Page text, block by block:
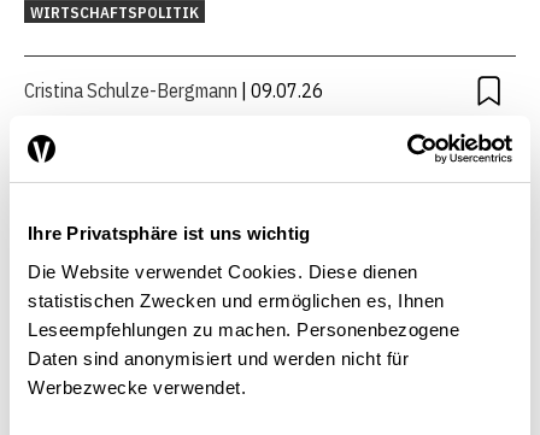
Ihre Privatsphäre ist uns wichtig
Die Website verwendet Cookies. Diese dienen
statistischen Zwecken und ermöglichen es, Ihnen
Leseempfehlungen zu machen. Personenbezogene
Daten sind anonymisiert und werden nicht für
Werbezwecke verwendet.
WIRTSCHAFTSPOLITIK
Cristina Schulze-Bergmann | 09.07.26